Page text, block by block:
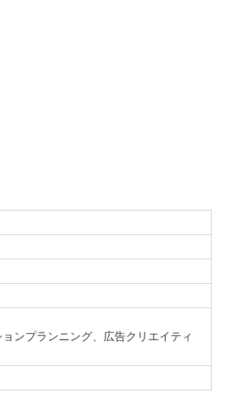
ンプランニング、広告クリエイティ